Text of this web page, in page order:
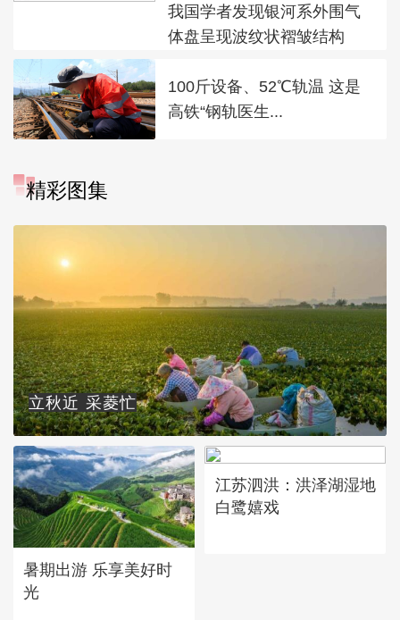
我国学者发现银河系外围气
体盘呈现波纹状褶皱结构
100斤设备、52℃轨温 这是
高铁“钢轨医生...
精彩图集
立秋近 采菱忙
暑期出游 乐享美好时
光
江苏泗洪：洪泽湖湿地
白鹭嬉戏